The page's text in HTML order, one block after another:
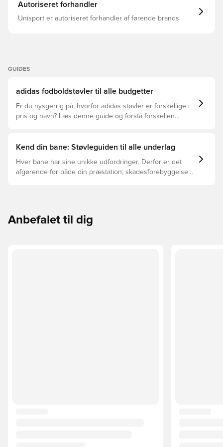
Syntetisk for Syntetisk sål NANOSTRIKE+-teknologi
Konstrueret Primeknit-krave STRIKEFRAME-teknologi
Autoriseret forhandler
Unisport er autoriseret forhandler af førende brands
GUIDES
adidas fodboldstøvler til alle budgetter
Er du nysgerrig på, hvorfor adidas støvler er forskellige i
pris og navn? Læs denne guide og forstå forskellen
Kend din bane: Støvleguiden til alle underlag
Hver bane har sine unikke udfordringer. Derfor er det
afgørende for både din præstation, skadesforebyggelse
Anbefalet til dig